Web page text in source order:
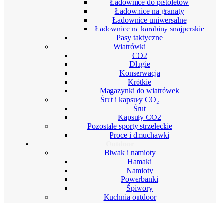
Ładownice do pistoletów
Ładownice na granaty
Ładownice uniwersalne
Ładownice na karabiny snajperskie
Pasy taktyczne
Wiatrówki
CO2
Długie
Konserwacja
Krótkie
Magazynki do wiatrówek
Śrut i kapsuły CO₂
Śrut
Kapsuły CO2
Pozostałe sporty strzeleckie
Proce i dmuchawki
Biwak i namioty
Hamaki
Namioty
Powerbanki
Śpiwory
Kuchnia outdoor